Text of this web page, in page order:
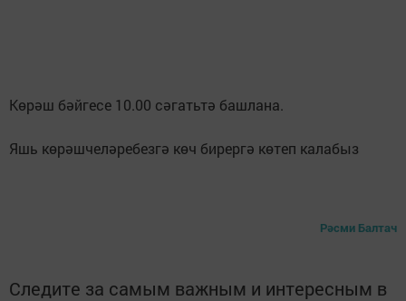
Көрәш бәйгесе 10.00 сәгатьтә башлана.
Яшь көрәшчеләребезгә көч бирергә көтеп калабыз
Рәсми Балтач
Следите за самым важным и интересным в